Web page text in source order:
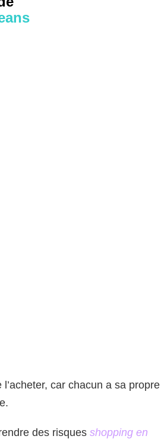
car chacun a sa propre
des risques shopping en